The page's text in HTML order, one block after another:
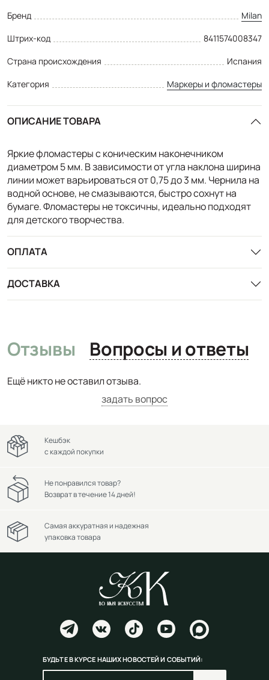
Бренд
Milan
Штрих-код
8411574008347
Страна происхождения
Испания
Категория
Маркеры и фломастеры
ОПИСАНИЕ ТОВАРА
Яркие фломастеры с коническим наконечником
диаметром 5 мм. В зависимости от угла наклона ширина
линии может варьироваться от 0,75 до 3 мм. Чернила на
водной основе, не смазываются, быстро сохнут на
бумаге. Фломастеры не токсичны, идеально подходят
для детского творчества.
ОПЛАТА
ДОСТАВКА
Отзывы Вопросы и ответы
Ещё никто не оставил отзыва.
задать вопрос
Кешбэк
с каждой покупки
Не понравился товар?
Возврат в течение 14 дней!
Самая аккуратная и надежная
упаковка товара
БУДЬТЕ В КУРСЕ НАШИХ НОВОСТЕЙ И СОБЫТИЙ: